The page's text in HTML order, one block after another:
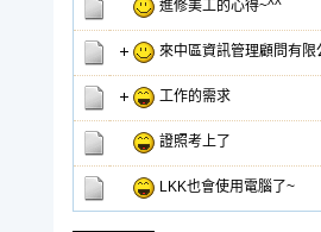
進修美工的心得~^^
來中區資訊管理顧問有限
工作的需求
證照考上了
LKK也會使用電腦了~